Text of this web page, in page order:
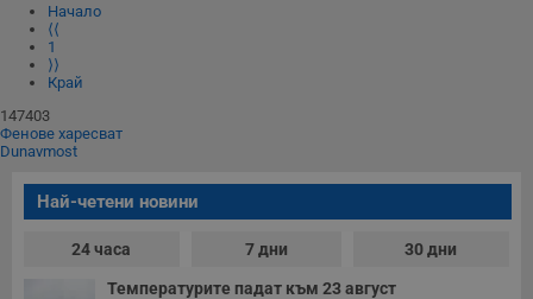
Начало
⟨⟨
1
⟩⟩
Край
147403
Фенове харесват
Dunavmost
Най-четени новини
24 часа 7 дни 30 дни
Температурите падат към 23 август